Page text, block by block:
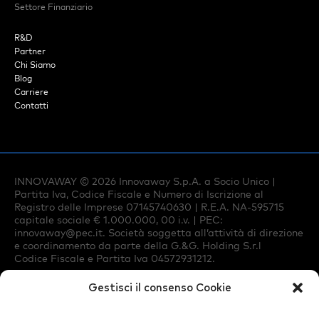
Gestisci il consenso Cookie
Settore Finanziario
R&D
Partner
Chi Siamo
Blog
Carriere
Contatti
INNOVAWAY © 2026 Innovaway S.p.A. a Socio Unico |
Partita Iva, Codice Fiscale e Numero di Iscrizione al
Registro delle Imprese 07145740630 | R.E.A. NA-595715
capitale sociale € 1.000.000, 00 i.v. | PEC:
innovaway@pec.it. Società soggetta all’attività di direzione
e coordinamento da parte della G.&G. Holding S.r.l
Codice Fiscale e Partita Iva 04572931212.